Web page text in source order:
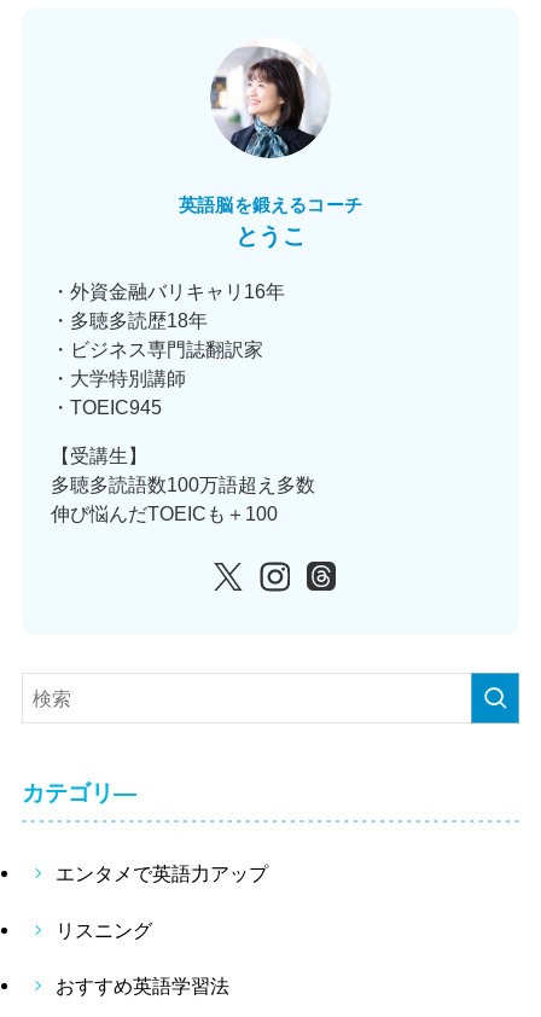
英語脳を鍛えるコーチ
とうこ
・外資金融バリキャリ16年
・多聴多読歴18年
・ビジネス専門誌翻訳家
・大学特別講師
・TOEIC945
【受講生】
多聴多読語数100万語超え多数
伸び悩んだTOEICも＋100
カテゴリ―
エンタメで英語力アップ
リスニング
おすすめ英語学習法